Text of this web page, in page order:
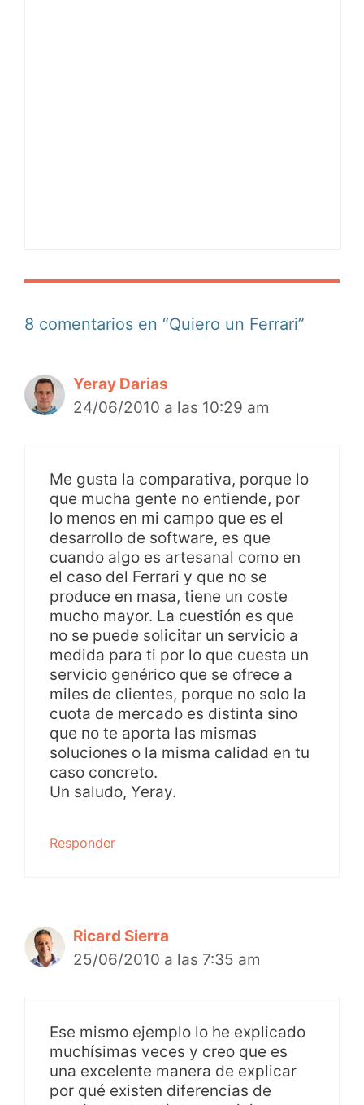
8 comentarios en “Quiero un Ferrari”
Yeray Darias
24/06/2010 a las 10:29 am
Me gusta la comparativa, porque lo
que mucha gente no entiende, por
lo menos en mi campo que es el
desarrollo de software, es que
cuando algo es artesanal como en
el caso del Ferrari y que no se
produce en masa, tiene un coste
mucho mayor. La cuestión es que
no se puede solicitar un servicio a
medida para ti por lo que cuesta un
servicio genérico que se ofrece a
miles de clientes, porque no solo la
cuota de mercado es distinta sino
que no te aporta las mismas
soluciones o la misma calidad en tu
caso concreto.
Un saludo, Yeray.
Responder
Ricard Sierra
25/06/2010 a las 7:35 am
Ese mismo ejemplo lo he explicado
muchísimas veces y creo que es
una excelente manera de explicar
por qué existen diferencias de